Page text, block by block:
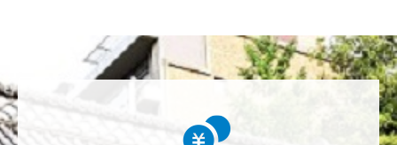
美味しいお寿司、刺身、美味しい魚、美味しい日本
も未来永劫 美味しいお寿司、刺身、日本米を子供た
ち、孫たち、子々孫々へ <国際水産研究教育基金>